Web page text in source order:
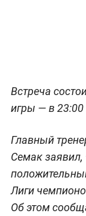
Встреча
игры — в
Главный
Семак заявил,
Лиги
Об этом